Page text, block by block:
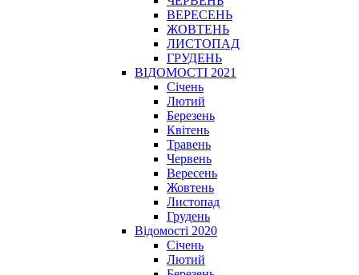
ВЕРЕСЕНЬ
ЖОВТЕНЬ
ЛИСТОПАД
ГРУДЕНЬ
ВІДОМОСТІ 2021
Січень
Лютий
Березень
Квітень
Травень
Червень
Вересень
Жовтень
Листопад
Грудень
Відомості 2020
Січень
Лютий